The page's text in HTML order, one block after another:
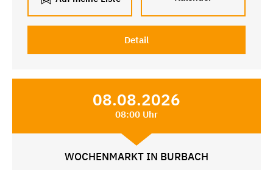
Detail
08.08.2026
08:00 Uhr
WOCHENMARKT IN BURBACH